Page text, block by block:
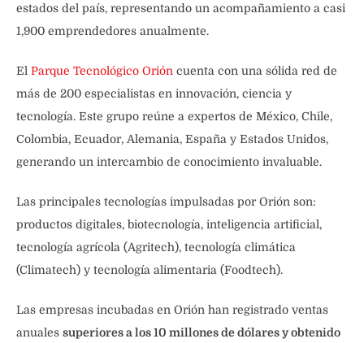
estados del país, representando un acompañamiento a casi
1,900 emprendedores anualmente.
El Parque Tecnológico Orión cuenta con una sólida red de
más de 200 especialistas en innovación, ciencia y
tecnología. Este grupo reúne a expertos de México, Chile,
Colombia, Ecuador, Alemania, España y Estados Unidos,
generando un intercambio de conocimiento invaluable.
Las principales tecnologías impulsadas por Orión son:
productos digitales, biotecnología, inteligencia artificial,
tecnología agrícola (Agritech), tecnología climática
(Climatech) y tecnología alimentaria (Foodtech).
Las empresas incubadas en Orión han registrado ventas
anuales superiores a los 10 millones de dólares y obtenido